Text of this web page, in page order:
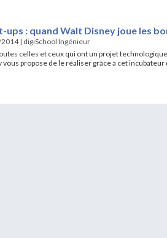
ups : quand Walt Disney joue les
| digiSchool Ingénieur
celles et ceux qui ont un projet
vous propose de le réaliser grâce à cet incubateur